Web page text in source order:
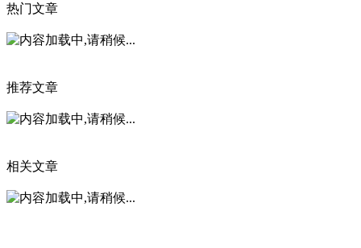
热门文章
推荐文章
相关文章